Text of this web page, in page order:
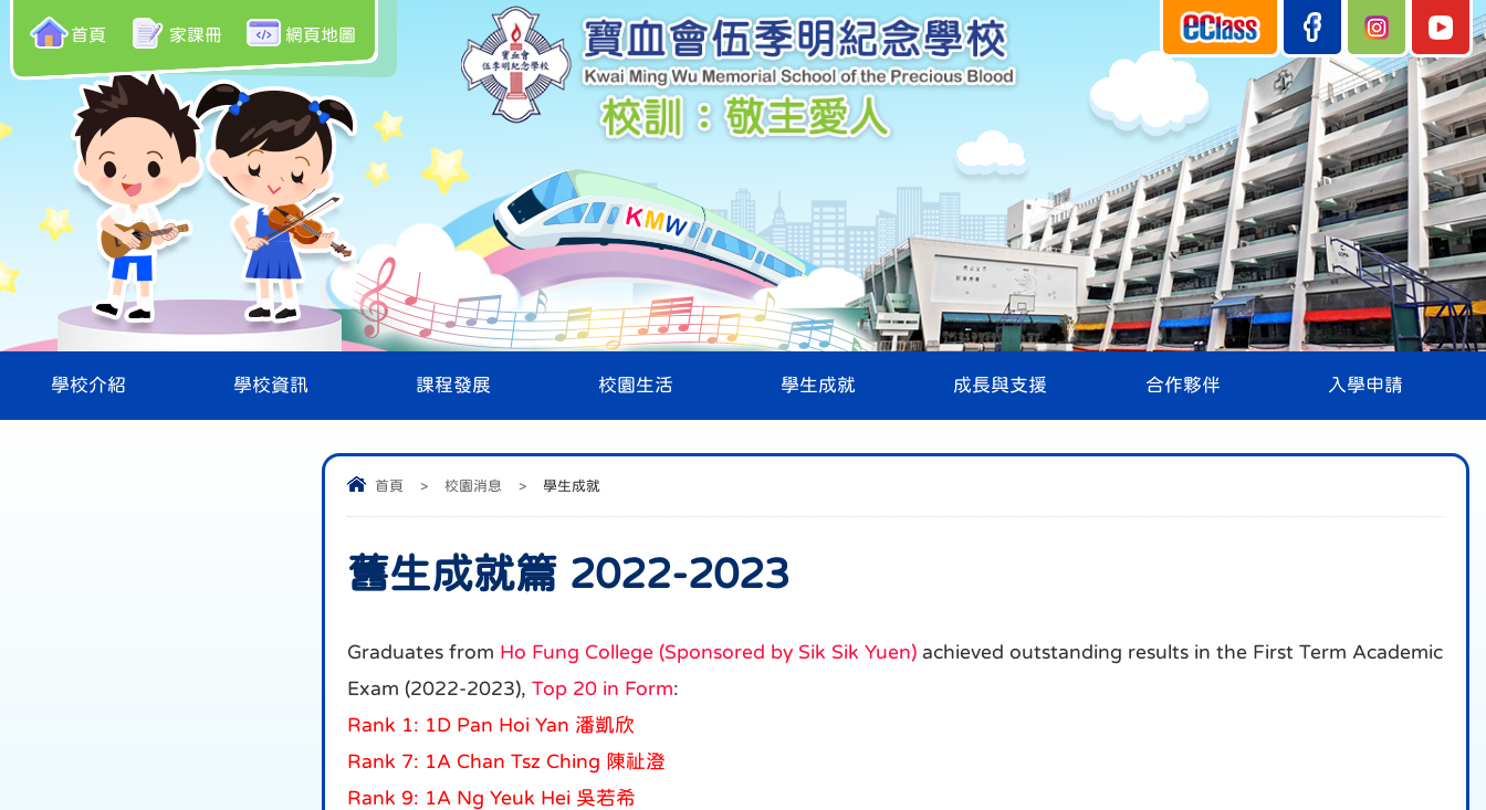
首頁 家課冊 網頁地圖
學校介紹 學校資訊 課程發展 校園生活 學生成就 成長與支援 合作夥伴 入學申請
首頁 > 校園消息 > 學生成就
舊生成就篇 2022-2023
Graduates from Ho Fung College (Sponsored by Sik Sik Yuen)achieved outstanding results in the First Term Academic
Exam (2022-2023), Top 20 in Form:
Rank 1: 1D Pan Hoi Yan 潘凱欣
Rank 7: 1A Chan Tsz Ching 陳祉澄
Rank 9: 1A Ng Yeuk Hei 吳若希